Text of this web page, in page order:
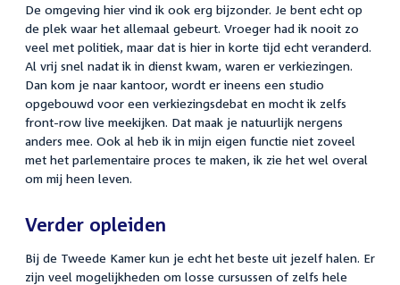
De omgeving hier vind ik ook erg bijzonder. Je bent echt op
de plek waar het allemaal gebeurt. Vroeger had ik nooit zo
veel met politiek, maar dat is hier in korte tijd echt veranderd.
Al vrij snel nadat ik in dienst kwam, waren er verkiezingen.
Dan kom je naar kantoor, wordt er ineens een studio
opgebouwd voor een verkiezingsdebat en mocht ik zelfs
front-row live meekijken. Dat maak je natuurlijk nergens
anders mee. Ook al heb ik in mijn eigen functie niet zoveel
met het parlementaire proces te maken, ik zie het wel overal
om mij heen leven.
Verder opleiden
Bij de Tweede Kamer kun je echt het beste uit jezelf halen. Er
zijn veel mogelijkheden om losse cursussen of zelfs hele